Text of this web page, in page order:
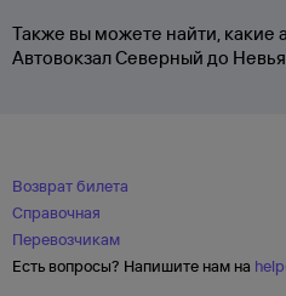
Также вы можете найти, какие
Автовокзал Северный до
Возврат билета
Справочная
Перевозчикам
Есть вопросы? Напишите нам на